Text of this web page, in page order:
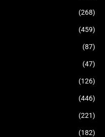
(268)
(459)
(87)
(47)
(126)
(446)
(221)
(182)